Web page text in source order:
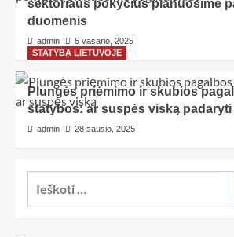
sektoriaus pokyčius planuosime
duomenis
admin
5 vasario, 2025
STATYBA LIETUVOJE
Plungės priėmimo ir skubios
statybos: ar suspės viską padaryti
admin 28 sausio, 2025